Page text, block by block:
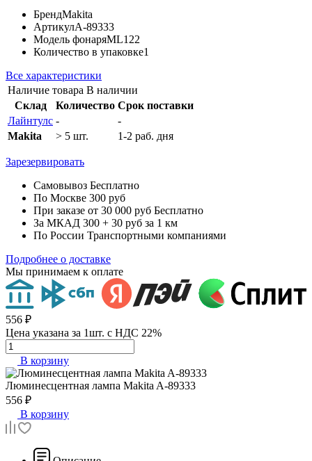
БрендMakita
АртикулA-89333
Модель фонаряML122
Количество в упаковке1
Все характеристики
Наличие товара В наличии
Склад
Количество Срок поставки
Лайнтулс -
-
Makita
> 5 шт. 1-2 раб. дня
Зарезервировать
Самовывоз Бесплатно
По Москве 300 руб
При заказе от 30 000 руб Бесплатно
За МКАД 300 + 30 руб за 1 км
По России Транспортными компаниями
Подробнее о доставке
Мы принимаем к оплате
556 ₽
Цена указана за 1шт. с НДС 22%
В корзину
Люминесцентная лампа Makita A-89333
556 ₽
В корзину